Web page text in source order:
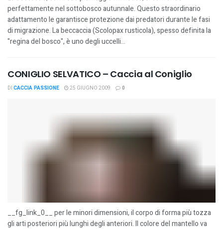
perfettamente nel sottobosco autunnale. Questo straordinario
adattamento le garantisce protezione dai predatori durante le fasi
di migrazione. La beccaccia (Scolopax rusticola), spesso definita la
"regina del bosco", è uno degli uccelli...
CONIGLIO SELVATICO – Caccia al Coniglio
DI CACCIA PASSIONE 25 GIUGNO 2009 0
__fg_link_0__ per le minori dimensioni, il corpo di forma più tozza
gli arti posteriori più lunghi degli anteriori. Il colore del mantello va